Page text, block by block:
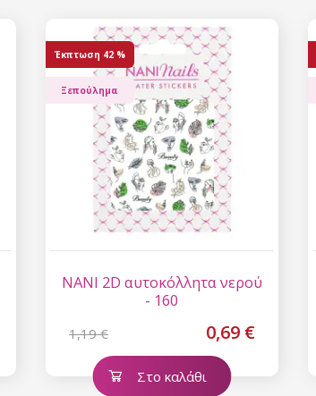
NANI 2D αυτοκόλλητα νερού
- 160
1,19 € 0,69 €
Έκπτωση 42 %
Ξεπούλημα
Στο καλάθι
Συγκατάθεση για την επεξεργασία
δεδομένων προσωπικού χαρακτήρα